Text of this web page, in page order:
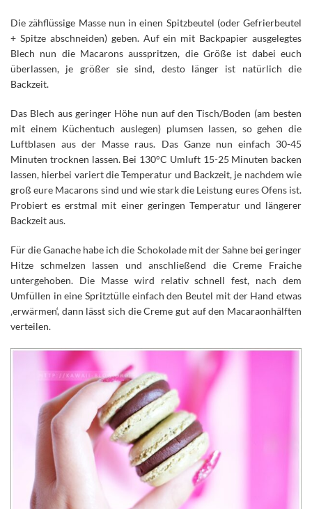
Die zähflüssige Masse nun in einen Spitzbeutel (oder Gefrierbeutel
+ Spitze abschneiden) geben. Auf ein mit Backpapier ausgelegtes
Blech nun die Macarons ausspritzen, die Größe ist dabei euch
überlassen, je größer sie sind, desto länger ist natürlich die
Backzeit.
Das Blech aus geringer Höhe nun auf den Tisch/Boden (am besten
mit einem Küchentuch auslegen) plumsen lassen, so gehen die
Luftblasen aus der Masse raus. Das Ganze nun einfach 30-45
Minuten trocknen lassen. Bei 130°C Umluft 15-25 Minuten backen
lassen, hierbei variert die Temperatur und Backzeit, je nachdem wie
groß eure Macarons sind und wie stark die Leistung eures Ofens ist.
Probiert es erstmal mit einer geringen Temperatur und längerer
Backzeit aus.
Für die Ganache habe ich die Schokolade mit der Sahne bei geringer
Hitze schmelzen lassen und anschließend die Creme Fraiche
untergehoben. Die Masse wird relativ schnell fest, nach dem
Umfüllen in eine Spritztülle einfach den Beutel mit der Hand etwas
‚erwärmen‘, dann lässt sich die Creme gut auf den Macaraonhälften
verteilen.